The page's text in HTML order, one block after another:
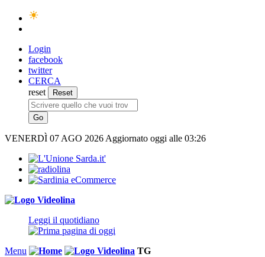
Login
facebook
twitter
CERCA
reset
VENERDÌ 07 AGO 2026 Aggiornato oggi alle 03:26
Leggi il quotidiano
Menu
TG